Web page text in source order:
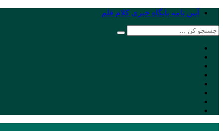
آیین نامه پایگاه خبری کلام قلم